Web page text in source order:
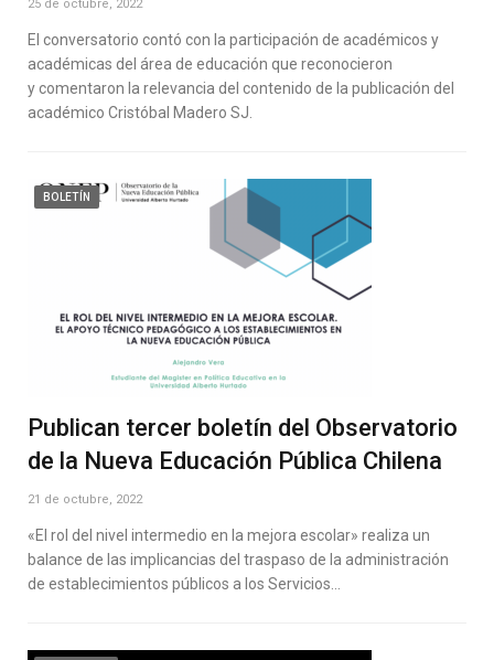
25 de octubre, 2022
El conversatorio contó con la participación de académicos y
académicas del área de educación que reconocieron
y comentaron la relevancia del contenido de la publicación del
académico Cristóbal Madero SJ.
BOLETÍN
Publican tercer boletín del Observatorio
de la Nueva Educación Pública Chilena
21 de octubre, 2022
«El rol del nivel intermedio en la mejora escolar» realiza un
balance de las implicancias del traspaso de la administración
de establecimientos públicos a los Servicios…